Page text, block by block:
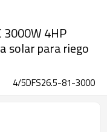
3000W 4HP
solar para riego
4/5DFS26.5-81-3000